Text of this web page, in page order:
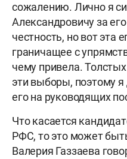
сожалению. Лично я
Александровичу за
честность, но вот эта
граничащее с
чему привела.
эти выборы, поэтому
его на руководящих
Что касается
РФС, то это может
Валерия Газзаева